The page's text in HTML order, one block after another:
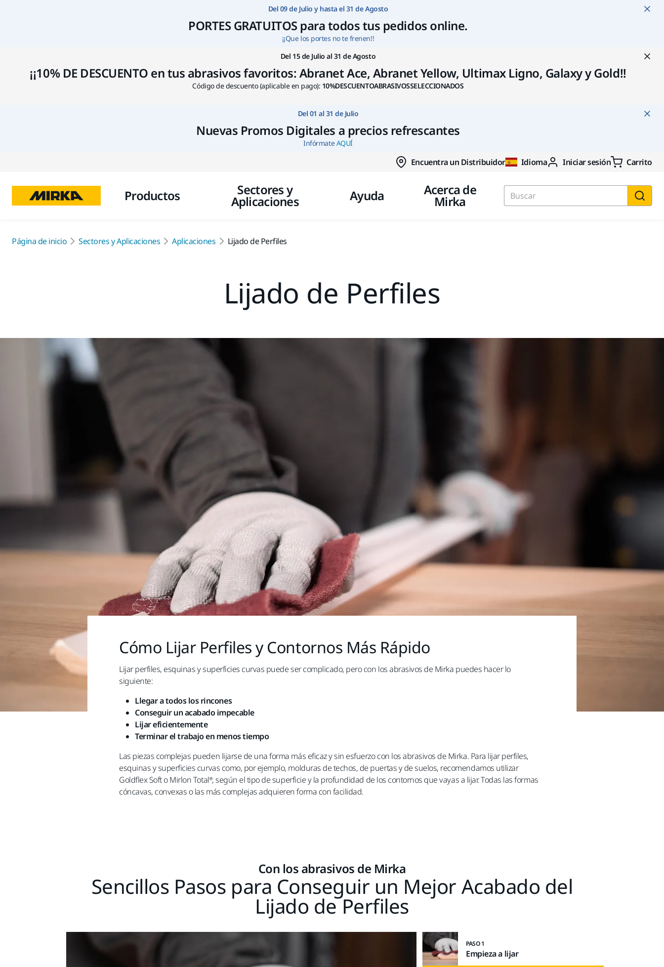
Ir a contenido
Del 09 de Julio y hasta el 31 de Agosto
PORTES GRATUITOS para todos tus pedidos online.
¡¡Que los portes no te frenen!!
Del 15 de Julio al 31 de Agosto
¡¡10% DE DESCUENTO en tus abrasivos favoritos: Abranet Ace, Abranet Yellow, Ultimax Ligno, Galaxy y Gold!!
Código de descuento (aplicable en pago): 10%DESCUENTOABRASIVOSSELECCIONADOS
Del 01 al 31 de Julio
Nuevas Promos Digitales a precios refrescantes
InfórmateAQUÍ
Encuentra un Distribuidor Idioma Iniciar sesión Carrito
Productos Sectores y
Aplicaciones Ayuda Acerca de
Mirka Buscar
Página de inicio Sectores y Aplicaciones Aplicaciones Lijado de Perfiles
Lijado de Perfiles
Cómo Lijar Perfiles y Contornos Más Rápido
Lijar perfiles, esquinas y superficies curvas puede ser complicado, pero con los abrasivos de Mirka puedes hacer lo
siguiente:
Llegar a todos los rincones
Conseguir un acabado impecable
Lijar eficientemente
Terminar el trabajo en menos tiempo
Las piezas complejas pueden lijarse de una forma más eficaz y sin esfuerzo con los abrasivos de Mirka. Para lijar perfiles,
esquinas y superficies curvas como, por ejemplo, molduras de techos, de puertas y de suelos, recomendamos utilizar
Goldflex Soft o Mirlon Total®, según el tipo de superficie y la profundidad de los contornos que vayas a lijar. Todas las formas
cóncavas, convexas o las más complejas adquieren forma con facilidad.
Con los abrasivos de Mirka
Sencillos Pasos para Conseguir un Mejor Acabado del
Lijado de Perfiles
PASO 1
Empieza a lijar